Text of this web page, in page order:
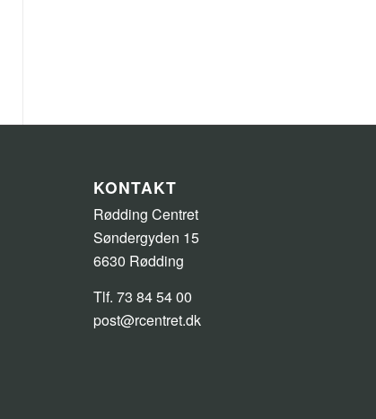
KONTAKT
Rødding Centret
Søndergyden 15
6630 Rødding
Tlf. 73 84 54 00
post@rcentret.dk